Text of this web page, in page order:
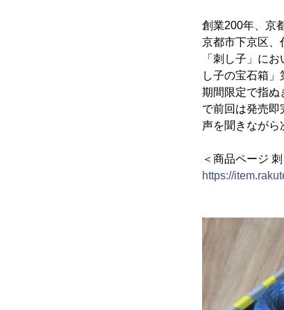
創業200年、京
京都市下京区、
「刺し子」に
し子の宝石箱」
期間限定で指ぬ
で前回は発売即
声を聞きながら
＜商品ページ
https://